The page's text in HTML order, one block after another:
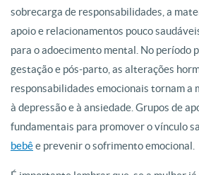
sobrecarga de responsabilidades, a
apoio e relacionamentos pouco
para o adoecimento mental. No período
gestação e pós-parto, as alterações
responsabilidades emocionais tornam a
à depressão e à ansiedade. Grupos de
fundamentais para promover o vínculo
bebêe prevenir o sofrimento emocional.